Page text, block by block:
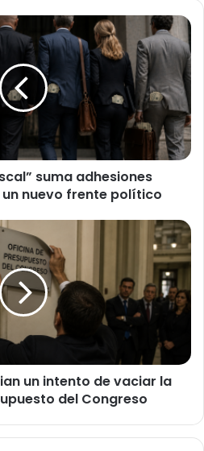
suma adhesiones
nuevo frente político
un intento de vaciar la
del Congreso